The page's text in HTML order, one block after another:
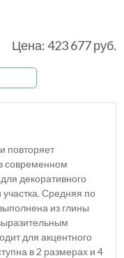
Цена: 423 677 руб.
повторяет
современном
декоративного
Средняя по
из глины
для акцентного
в 2 размерах и 4